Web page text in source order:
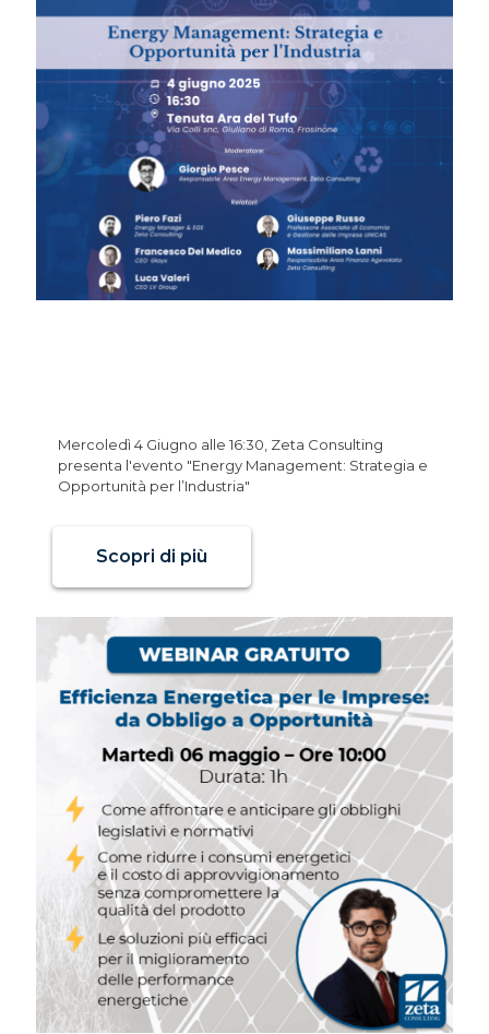
Mercoledì 4 Giugno alle 16:30, Zeta Consulting
presenta l'evento "Energy Management: Strategia e
Opportunità per l’Industria"
Scopri di più